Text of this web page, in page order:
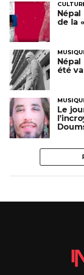
Népal
de la
été
Le